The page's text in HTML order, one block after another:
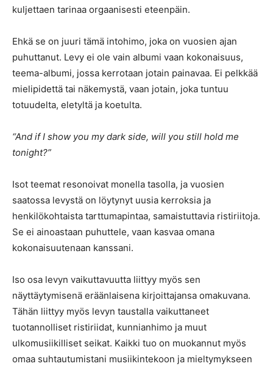
kuljettaen tarinaa orgaanisesti eteenpäin.
Ehkä se on juuri tämä intohimo, joka on vuosien ajan
puhuttanut. Levy ei ole vain albumi vaan kokonaisuus,
teema-albumi, jossa kerrotaan jotain painavaa. Ei pelkkää
mielipidettä tai näkemystä, vaan jotain, joka tuntuu
totuudelta, eletyltä ja koetulta.
“And if I show you my dark side, will you still hold me
tonight?”
Isot teemat resonoivat monella tasolla, ja vuosien
saatossa levystä on löytynyt uusia kerroksia ja
henkilökohtaista tarttumapintaa, samaistuttavia ristiriitoja.
Se ei ainoastaan puhuttele, vaan kasvaa omana
kokonaisuutenaan kanssani.
Iso osa levyn vaikuttavuutta liittyy myös sen
näyttäytymisenä eräänlaisena kirjoittajansa omakuvana.
Tähän liittyy myös levyn taustalla vaikuttaneet
tuotannolliset ristiriidat, kunnianhimo ja muut
ulkomusiikilliset seikat. Kaikki tuo on muokannut myös
omaa suhtautumistani musiikintekoon ja mieltymykseen